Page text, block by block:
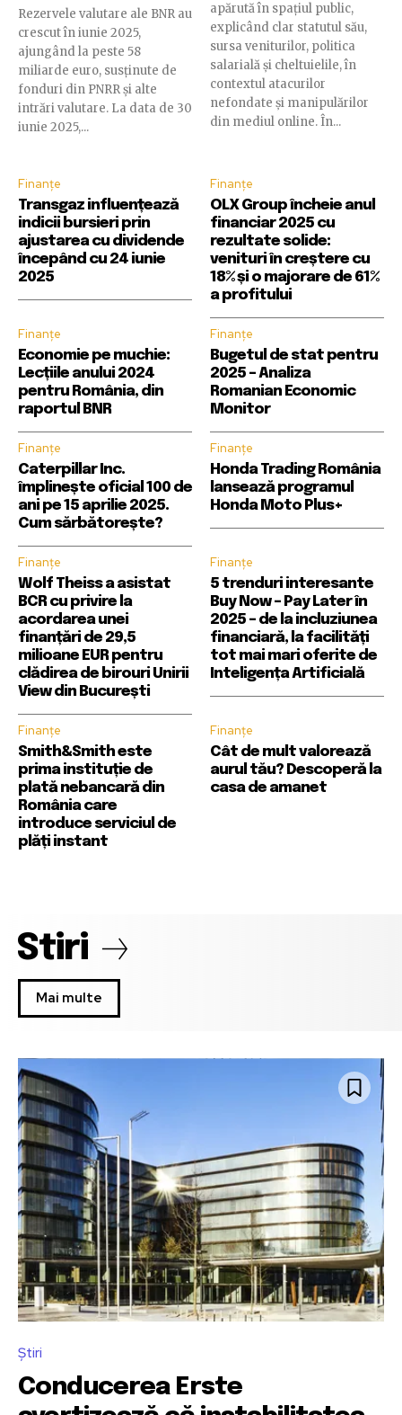
Rezervele valutare ale BNR au
crescut în iunie 2025,
ajungând la peste 58
miliarde euro, susținute de
fonduri din PNRR și alte
intrări valutare. La data de 30
iunie 2025,...
apărută în spațiul public,
explicând clar statutul său,
sursa veniturilor, politica
salarială și cheltuielile, în
contextul atacurilor
nefondate și manipulărilor
din mediul online. În...
Finanțe
Transgaz influențează
indicii bursieri prin
ajustarea cu dividende
începând cu 24 iunie
2025
Finanțe
OLX Group încheie anul
financiar 2025 cu
rezultate solide:
venituri în creștere cu
18% și o majorare de 61%
a profitului
Finanțe
Economie pe muchie:
Lecțiile anului 2024
pentru România, din
raportul BNR
Finanțe
Bugetul de stat pentru
2025 – Analiza
Romanian Economic
Monitor
Finanțe
Caterpillar Inc.
împlinește oficial 100 de
ani pe 15 aprilie 2025.
Cum sărbătorește?
Finanțe
Honda Trading România
lansează programul
Honda Moto Plus+
Finanțe
Wolf Theiss a asistat
BCR cu privire la
acordarea unei
finanțări de 29,5
milioane EUR pentru
clădirea de birouri Unirii
View din București
Finanțe
5 trenduri interesante
Buy Now – Pay Later în
2025 – de la incluziunea
financiară, la facilități
tot mai mari oferite de
Inteligența Artificială
Finanțe
Smith&Smith este
prima instituție de
plată nebancară din
România care
introduce serviciul de
plăți instant
Finanțe
Cât de mult valorează
aurul tău? Descoperă la
casa de amanet
Stiri
Mai multe
Știri
Conducerea Erste